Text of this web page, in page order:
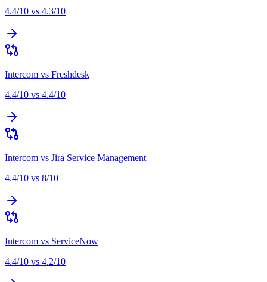
4.4/10 vs 4.3/10
Intercom vs Freshdesk
4.4/10 vs 4.4/10
Intercom vs Jira Service Management
4.4/10 vs 8/10
Intercom vs ServiceNow
4.4/10 vs 4.2/10